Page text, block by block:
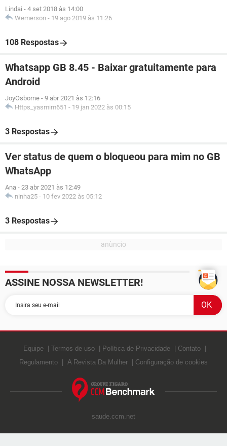
Lindai - 4 set 2018 às 14:00
Wemerson - 19 ago 2019 às 11:26
108 Respostas
Whatsapp GB 8.45 - Baixar gratuitamente para
Android
JoyOsborne - 9 abr 2021 às 12:16
Https_yasmim651 - 19 jan 2022 às 00:15
3 Respostas
Ver status de quem o bloqueou para mim no GB
WhatsApp
Ana - 23 abr 2021 às 12:49
ninha25 - 10 fev 2022 às 05:12
3 Respostas
ASSINE NOSSA NEWSLETTER!
Equipe Termos de uso Política de Privacidade
Contato
Regulamento
A Revista Da Mulher Configuração de cookies
saude.ccm.net